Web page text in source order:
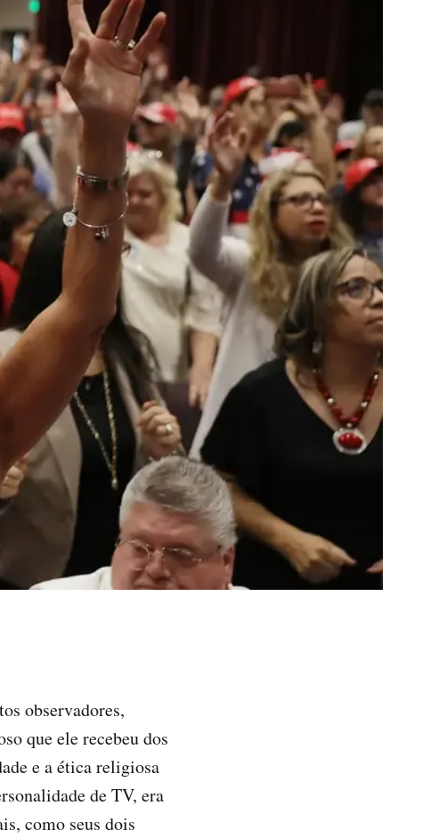
observadores,
que ele recebeu dos
e a ética religiosa
de TV, era
como seus dois